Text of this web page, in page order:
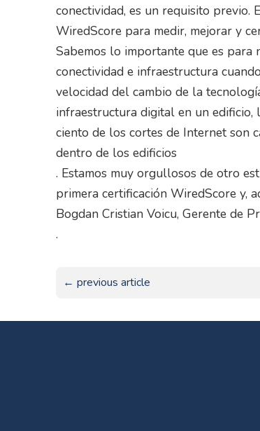
conectividad, es un requisito previo.
WiredScore para medir, mejorar y
Sabemos lo importante que es para
conectividad e infraestructura
velocidad del cambio de la
infraestructura digital en un
ciento de los cortes de Internet son
dentro de los edificios
. Estamos muy orgullosos de otro
primera certificación WiredScore y,
Bogdan Cristian Voicu, Gerente de
.
← previous article